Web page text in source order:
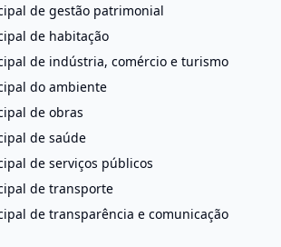
de gestão patrimonial
de habitação
de indústria, comércio e turismo
do ambiente
de obras
de saúde
de serviços públicos
de transporte
de transparência e comunicação